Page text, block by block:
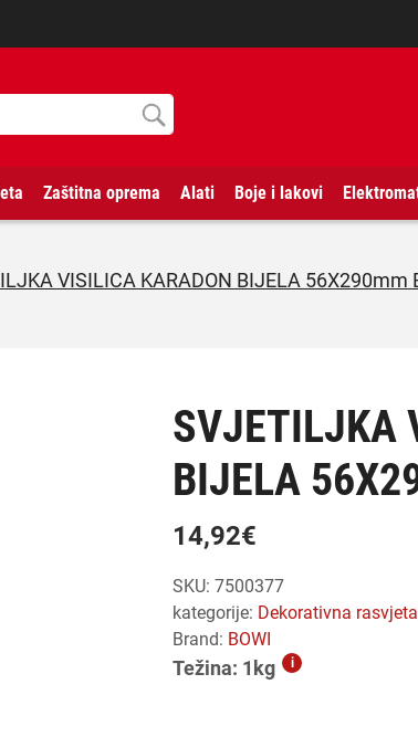
Zaštitna oprema Alati Boje i lakovi
VISILICA KARADON BIJELA 56X290mm
SVJETILJKA
BIJELA
14,92€
SKU:7500377
kategorije:
dekorativna rasvjeta
Brand: BOWI
Težina: 1kg i